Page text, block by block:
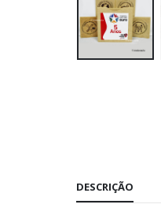
DESCRIÇÃO